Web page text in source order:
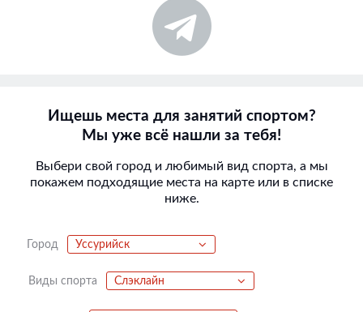
Ищешь места для занятий спортом?
Мы уже всё нашли за тебя!
Выбери свой город и любимый вид спорта, а мы
покажем подходящие места на карте или в списке
ниже.
Город Уссурийск
Виды спорта Слэклайн